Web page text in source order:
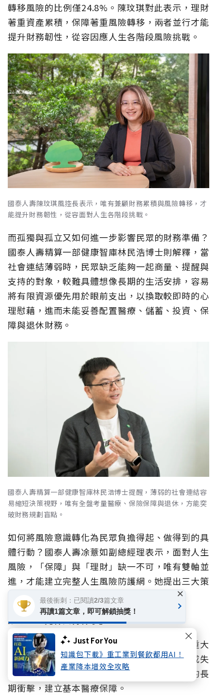
Just For You
知識包下載》重工業到餐飲都用AI！
產業降本增效全攻略
轉移風險的比例僅24.8%。陳玟琪對此表示，理財
著重資產累積，保障著重風險轉移，兩者並行才能
提升財務韌性，從容因應人生各階段風險挑戰。
國泰人壽陳玟琪風控長表示，唯有兼顧財務累積與風險轉移，才
能提升財務韌性，從容面對人生各階段挑戰。
而孤獨與孤立又如何進一步影響民眾的財務準備？
國泰人壽精算一部健康智庫林民浩博士則解釋，當
社會連結薄弱時，民眾缺乏能夠一起商量、提醒與
支持的對象，較難具體想像長期的生活安排，容易
將有限資源優先用於眼前支出，以換取較即時的心
理慰藉，進而未能妥善配置醫療、儲蓄、投資、保
障與退休財務。
國泰人壽精算一部健康智庫林民浩博士提醒，薄弱的社會連結容
易縮短決策視野，唯有全盤考量醫療、保險保障與退休，方能突
破財務規劃盲點。
如何將風險意識轉化為民眾負擔得起、做得到的具
體行動？國泰人壽凃薏如副總經理表示，面對人生
風險，「保障」與「理財」缺一不可，唯有雙軸並
進，才能建立完整人生風險防護網。她提出三大策
略來因應：
策略一「先保大再保小」：
優先針對可能一次性產生高額醫療費用、造成重大
財務損失的風險進行投保，如重大疾病、癌症或失
能等，藉此降低單一重大事件對家庭財務造成的長
期衝擊，建立基本醫療保障。
最後衝刺：已閱讀2/3篇文章
再讀1篇文章，即可解鎖抽獎！
×